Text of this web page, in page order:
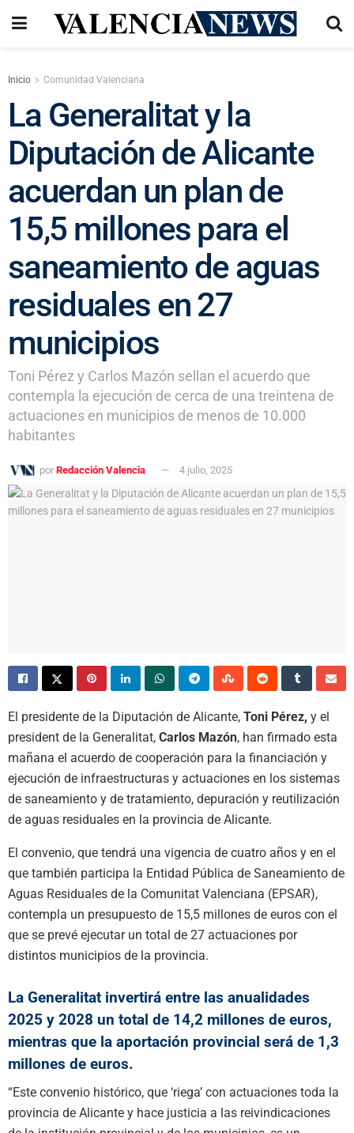
Inicio Comunidad Valenciana
La Generalitat y la
Diputación de Alicante
acuerdan un plan de
15,5 millones para el
saneamiento de aguas
residuales en 27
municipios
Toni Pérez y Carlos Mazón sellan el acuerdo que
contempla la ejecución de cerca de una treintena de
actuaciones en municipios de menos de 10.000
habitantes
por Redacción Valencia 4 julio, 2025
El presidente de la Diputación de Alicante, Toni Pérez, y el
president de la Generalitat, Carlos Mazón, han firmado esta
mañana el acuerdo de cooperación para la financiación y
ejecución de infraestructuras y actuaciones en los sistemas
de saneamiento y de tratamiento, depuración y reutilización
de aguas residuales en la provincia de Alicante.
El convenio, que tendrá una vigencia de cuatro años y en el
que también participa la Entidad Pública de Saneamiento de
Aguas Residuales de la Comunitat Valenciana (EPSAR),
contempla un presupuesto de 15,5 millones de euros con el
que se prevé ejecutar un total de 27 actuaciones por
distintos municipios de la provincia.
La Generalitat invertirá entre las anualidades
2025 y 2028 un total de 14,2 millones de euros,
mientras que la aportación provincial será de 1,3
millones de euros.
“Este convenio histórico, que ‘riega’ con actuaciones toda la
provincia de Alicante y hace justicia a las reivindicaciones